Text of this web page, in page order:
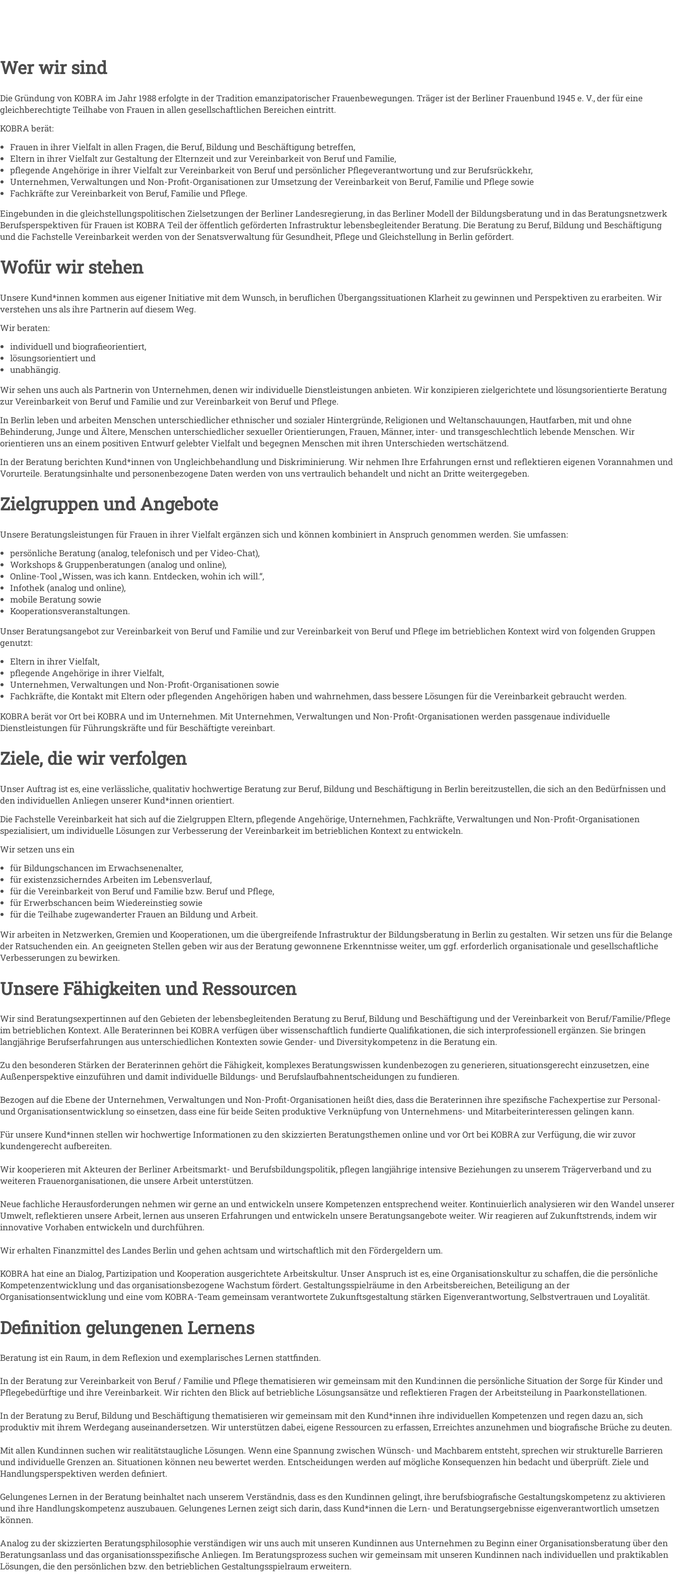
Wer wir sind
Die Gründung von KOBRA im Jahr 1988 erfolgte in der Tradition emanzipatorischer Frauenbewegungen. Träger ist der Berliner Frauenbund 1945 e. V., der für eine
gleichberechtigte Teilhabe von Frauen in allen gesellschaftlichen Bereichen eintritt.
KOBRA berät:
Frauen in ihrer Vielfalt in allen Fragen, die Beruf, Bildung und Beschäftigung betreffen,
Eltern in ihrer Vielfalt zur Gestaltung der Elternzeit und zur Vereinbarkeit von Beruf und Familie,
pflegende Angehörige in ihrer Vielfalt zur Vereinbarkeit von Beruf und persönlicher Pflegeverantwortung und zur Berufsrückkehr,
Unternehmen, Verwaltungen und Non-Profit-Organisationen zur Umsetzung der Vereinbarkeit von Beruf, Familie und Pflege sowie
Fachkräfte zur Vereinbarkeit von Beruf, Familie und Pflege.
Eingebunden in die gleichstellungspolitischen Zielsetzungen der Berliner Landesregierung, in das Berliner Modell der Bildungsberatung und in das Beratungsnetzwerk
Berufsperspektiven für Frauen ist KOBRA Teil der öffentlich geförderten Infrastruktur lebensbegleitender Beratung. Die Beratung zu Beruf, Bildung und Beschäftigung
und die Fachstelle Vereinbarkeit werden von der Senatsverwaltung für Gesundheit, Pflege und Gleichstellung in Berlin gefördert.
Wofür wir stehen
Unsere Kund*innen kommen aus eigener Initiative mit dem Wunsch, in beruflichen Übergangssituationen Klarheit zu gewinnen und Perspektiven zu erarbeiten. Wir
verstehen uns als ihre Partnerin auf diesem Weg.
Wir beraten:
individuell und biografieorientiert,
lösungsorientiert und
unabhängig.
Wir sehen uns auch als Partnerin von Unternehmen, denen wir individuelle Dienstleistungen anbieten. Wir konzipieren zielgerichtete und lösungsorientierte Beratung
zur Vereinbarkeit von Beruf und Familie und zur Vereinbarkeit von Beruf und Pflege.
In Berlin leben und arbeiten Menschen unterschiedlicher ethnischer und sozialer Hintergründe, Religionen und Weltanschauungen, Hautfarben, mit und ohne
Behinderung, Junge und Ältere, Menschen unterschiedlicher sexueller Orientierungen, Frauen, Männer, inter- und transgeschlechtlich lebende Menschen. Wir
orientieren uns an einem positiven Entwurf gelebter Vielfalt und begegnen Menschen mit ihren Unterschieden wertschätzend.
In der Beratung berichten Kund*innen von Ungleichbehandlung und Diskriminierung. Wir nehmen Ihre Erfahrungen ernst und reflektieren eigenen Vorannahmen und
Vorurteile. Beratungsinhalte und personenbezogene Daten werden von uns vertraulich behandelt und nicht an Dritte weitergegeben.
Zielgruppen und Angebote
Unsere Beratungsleistungen für Frauen in ihrer Vielfalt ergänzen sich und können kombiniert in Anspruch genommen werden. Sie umfassen:
persönliche Beratung (analog, telefonisch und per Video-Chat),
Workshops & Gruppenberatungen (analog und online),
Online-Tool „Wissen, was ich kann. Entdecken, wohin ich will.“,
Infothek (analog und online),
mobile Beratung sowie
Kooperationsveranstaltungen.
Unser Beratungsangebot zur Vereinbarkeit von Beruf und Familie und zur Vereinbarkeit von Beruf und Pflege im betrieblichen Kontext wird von folgenden Gruppen
genutzt:
Eltern in ihrer Vielfalt,
pflegende Angehörige in ihrer Vielfalt,
Unternehmen, Verwaltungen und Non-Profit-Organisationen sowie
Fachkräfte, die Kontakt mit Eltern oder pflegenden Angehörigen haben und wahrnehmen, dass bessere Lösungen für die Vereinbarkeit gebraucht werden.
KOBRA berät vor Ort bei KOBRA und im Unternehmen. Mit Unternehmen, Verwaltungen und Non-Profit-Organisationen werden passgenaue individuelle
Dienstleistungen für Führungskräfte und für Beschäftigte vereinbart.
Ziele, die wir verfolgen
Unser Auftrag ist es, eine verlässliche, qualitativ hochwertige Beratung zur Beruf, Bildung und Beschäftigung in Berlin bereitzustellen, die sich an den Bedürfnissen und
den individuellen Anliegen unserer Kund*innen orientiert.
Die Fachstelle Vereinbarkeit hat sich auf die Zielgruppen Eltern, pflegende Angehörige, Unternehmen, Fachkräfte, Verwaltungen und Non-Profit-Organisationen
spezialisiert, um individuelle Lösungen zur Verbesserung der Vereinbarkeit im betrieblichen Kontext zu entwickeln.
Wir setzen uns ein
für Bildungschancen im Erwachsenenalter,
für existenzsicherndes Arbeiten im Lebensverlauf,
für die Vereinbarkeit von Beruf und Familie bzw. Beruf und Pflege,
für Erwerbschancen beim Wiedereinstieg sowie
für die Teilhabe zugewanderter Frauen an Bildung und Arbeit.
Wir arbeiten in Netzwerken, Gremien und Kooperationen, um die übergreifende Infrastruktur der Bildungsberatung in Berlin zu gestalten. Wir setzen uns für die Belange
der Ratsuchenden ein. An geeigneten Stellen geben wir aus der Beratung gewonnene Erkenntnisse weiter, um ggf. erforderlich organisationale und gesellschaftliche
Verbesserungen zu bewirken.
Unsere Fähigkeiten und Ressourcen
Wir sind Beratungsexpertinnen auf den Gebieten der lebensbegleitenden Beratung zu Beruf, Bildung und Beschäftigung und der Vereinbarkeit von Beruf/Familie/Pflege
im betrieblichen Kontext. Alle Beraterinnen bei KOBRA verfügen über wissenschaftlich fundierte Qualifikationen, die sich interprofessionell ergänzen. Sie bringen
langjährige Berufserfahrungen aus unterschiedlichen Kontexten sowie Gender- und Diversitykompetenz in die Beratung ein.
Zu den besonderen Stärken der Beraterinnen gehört die Fähigkeit, komplexes Beratungswissen kundenbezogen zu generieren, situationsgerecht einzusetzen, eine
Außenperspektive einzuführen und damit individuelle Bildungs- und Berufslaufbahnentscheidungen zu fundieren.
Bezogen auf die Ebene der Unternehmen, Verwaltungen und Non-Profit-Organisationen heißt dies, dass die Beraterinnen ihre spezifische Fachexpertise zur Personal-
und Organisationsentwicklung so einsetzen, dass eine für beide Seiten produktive Verknüpfung von Unternehmens- und Mitarbeiterinteressen gelingen kann.
Für unsere Kund*innen stellen wir hochwertige Informationen zu den skizzierten Beratungsthemen online und vor Ort bei KOBRA zur Verfügung, die wir zuvor
kundengerecht aufbereiten.
Wir kooperieren mit Akteuren der Berliner Arbeitsmarkt- und Berufsbildungspolitik, pflegen langjährige intensive Beziehungen zu unserem Trägerverband und zu
weiteren Frauenorganisationen, die unsere Arbeit unterstützen.
Neue fachliche Herausforderungen nehmen wir gerne an und entwickeln unsere Kompetenzen entsprechend weiter. Kontinuierlich analysieren wir den Wandel unserer
Umwelt, reflektieren unsere Arbeit, lernen aus unseren Erfahrungen und entwickeln unsere Beratungsangebote weiter. Wir reagieren auf Zukunftstrends, indem wir
innovative Vorhaben entwickeln und durchführen.
Wir erhalten Finanzmittel des Landes Berlin und gehen achtsam und wirtschaftlich mit den Fördergeldern um.
KOBRA hat eine an Dialog, Partizipation und Kooperation ausgerichtete Arbeitskultur. Unser Anspruch ist es, eine Organisationskultur zu schaffen, die die persönliche
Kompetenzentwicklung und das organisationsbezogene Wachstum fördert. Gestaltungsspielräume in den Arbeitsbereichen, Beteiligung an der
Organisationsentwicklung und eine vom KOBRA-Team gemeinsam verantwortete Zukunftsgestaltung stärken Eigenverantwortung, Selbstvertrauen und Loyalität.
Definition gelungenen Lernens
Beratung ist ein Raum, in dem Reflexion und exemplarisches Lernen stattfinden.
In der Beratung zur Vereinbarkeit von Beruf / Familie und Pflege thematisieren wir gemeinsam mit den Kund:innen die persönliche Situation der Sorge für Kinder und
Pflegebedürftige und ihre Vereinbarkeit. Wir richten den Blick auf betriebliche Lösungsansätze und reflektieren Fragen der Arbeitsteilung in Paarkonstellationen.
In der Beratung zu Beruf, Bildung und Beschäftigung thematisieren wir gemeinsam mit den Kund*innen ihre individuellen Kompetenzen und regen dazu an, sich
produktiv mit ihrem Werdegang auseinandersetzen. Wir unterstützen dabei, eigene Ressourcen zu erfassen, Erreichtes anzunehmen und biografische Brüche zu deuten.
Mit allen Kund:innen suchen wir realitätstaugliche Lösungen. Wenn eine Spannung zwischen Wünsch- und Machbarem entsteht, sprechen wir strukturelle Barrieren
und individuelle Grenzen an. Situationen können neu bewertet werden. Entscheidungen werden auf mögliche Konsequenzen hin bedacht und überprüft. Ziele und
Handlungsperspektiven werden definiert.
Gelungenes Lernen in der Beratung beinhaltet nach unserem Verständnis, dass es den Kundinnen gelingt, ihre berufsbiografische Gestaltungskompetenz zu aktivieren
und ihre Handlungskompetenz auszubauen. Gelungenes Lernen zeigt sich darin, dass Kund*innen die Lern- und Beratungsergebnisse eigenverantwortlich umsetzen
können.
Analog zu der skizzierten Beratungsphilosophie verständigen wir uns auch mit unseren Kundinnen aus Unternehmen zu Beginn einer Organisationsberatung über den
Beratungsanlass und das organisationsspezifische Anliegen. Im Beratungsprozess suchen wir gemeinsam mit unseren Kundinnen nach individuellen und praktikablen
Lösungen, die den persönlichen bzw. den betrieblichen Gestaltungsspielraum erweitern.